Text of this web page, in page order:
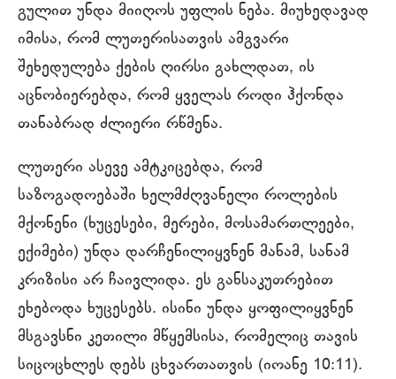
გულით უნდა მიიღოს უფლის ნება. მიუხედავად
იმისა, რომ ლუთერისათვის ამგვარი
შეხედულება ქების ღირსი გახლდათ, ის
აცნობიერებდა, რომ ყველას როდი ჰქონდა
თანაბრად ძლიერი რწმენა.
ლუთერი ასევე ამტკიცებდა, რომ
საზოგადოებაში ხელმძღვანელი როლების
მქონენი (ხუცესები, მერები, მოსამართლეები,
ექიმები) უნდა დარჩენილიყვნენ მანამ, სანამ
კრიზისი არ ჩაივლიდა. ეს განსაკუთრებით
ეხებოდა ხუცესებს. ისინი უნდა ყოფილიყვნენ
მსგავსნი კეთილი მწყემსისა, რომელიც თავის
სიცოცხლეს დებს ცხვართათვის (იოანე 10:11).